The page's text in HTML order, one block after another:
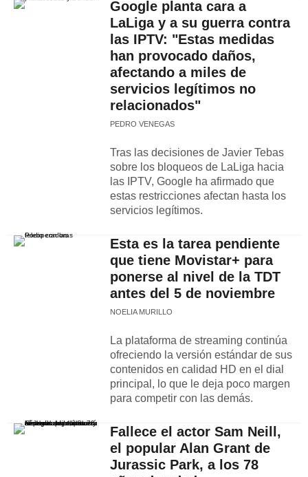
Google planta cara a
LaLiga y a su guerra contra
las IPTV: "Estas medidas
han provocado daños,
afectando a miles de
servicios legítimos no
relacionados"
PEDRO VENEGAS
Tras las decisiones de Javier Tebas
sobre los bloqueos de LaLiga hacia
las IPTV, Google ha afirmado que
estas restricciones afectan hasta los
servicios legítimos.
Esta es la tarea pendiente
que tiene Movistar+ para
ponerse al nivel de la TDT
antes del 5 de noviembre
NOELIA MURILLO
La plataforma de streaming continúa
ofreciendo la versión estándar de sus
contenidos en calidad HD en el dial
principal, lo que le deja poco margen
para competir con las demás.
Fallece el actor Sam Neill,
el popular Alan Grant de
Jurassic Park, a los 78